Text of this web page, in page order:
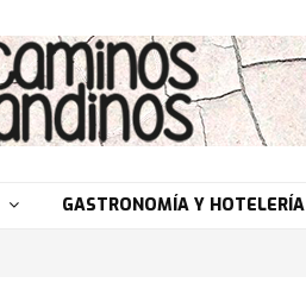
GASTRONOMÍA Y HOTELERÍA